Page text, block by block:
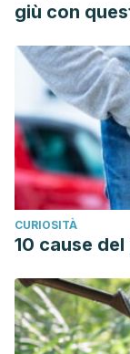
giù con
CURIOSITÀ
10 cause